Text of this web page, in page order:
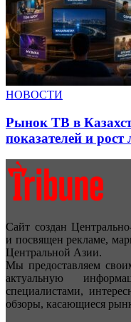
НОВОСТИ
Рынок ТВ в
показателей и рост
Сайт создан
и посвящен рекламе,
Центральной Азии.
Мы предоставляем
актуальную
специалистами,
обзоры, касающиеся